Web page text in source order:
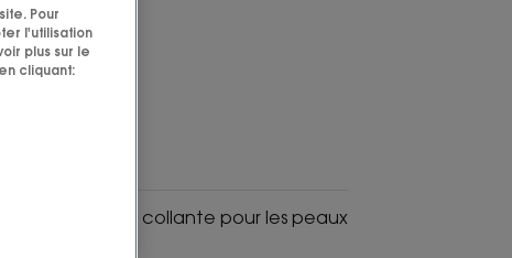
confort, non collante pour les peaux
Pour
l'utilisation
plus sur le
cliquant: